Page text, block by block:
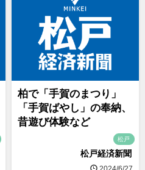
柏で「手賀のまつり」
「手賀ばやし」の奉納、
昔遊び体験など
松戸
松戸経済新聞